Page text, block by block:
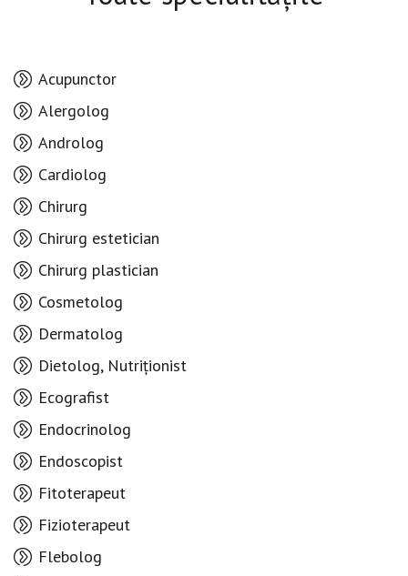
Acupunctor
Alergolog
Androlog
Cardiolog
Chirurg
Chirurg estetician
Chirurg plastician
Cosmetolog
Dermatolog
Dietolog, Nutriționist
Ecografist
Endocrinolog
Endoscopist
Fitoterapeut
Fizioterapeut
Flebolog